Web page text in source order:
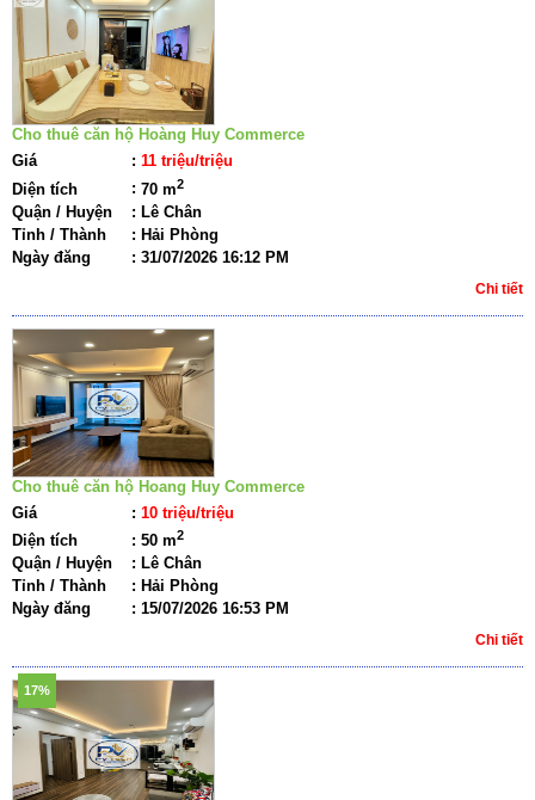
Cho thuê căn hộ Hoàng Huy Commerce
Giá
: 11 triệu/triệu
Diện tích
: 70 m2
Quận / Huyện : Lê Chân
Tỉnh / Thành
: Hải Phòng
Ngày đăng
: 31/07/2026 16:12 PM
Chi tiết
Cho thuê căn hộ Hoang Huy Commerce
Giá
: 10 triệu/triệu
Diện tích
: 50 m2
Quận / Huyện : Lê Chân
Tỉnh / Thành
: Hải Phòng
Ngày đăng
: 15/07/2026 16:53 PM
Chi tiết
17%